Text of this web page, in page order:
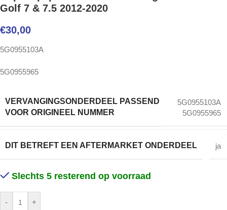
Golf 7 & 7.5 2012-2020
€30,00
5G0955103A
5G0955965
VERVANGINGSONDERDEEL PASSEND
VOOR ORIGINEEL NUMMER
5G0955103A
5G0955965
DIT BETREFT EEN AFTERMARKET ONDERDEEL ja
Slechts 5 resterend op voorraad
- +